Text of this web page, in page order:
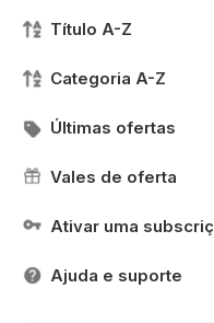
Título A-Z
Categoria A-Z
Últimas ofertas
Vales de oferta
Ativar uma
Ajuda e suporte